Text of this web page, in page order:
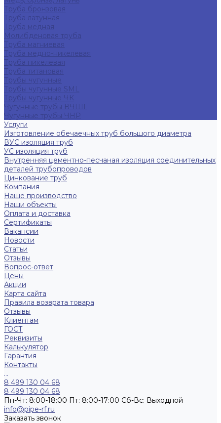
Труба бронзовая
Труба латунная
Труба медная
Молибденовая труба
Труба магниевая
Труба медно-никелевая
Труба никелевая
Труба титановая
Трубы чугунные
Трубы чугунные SML
Трубы чугунные ЧК
Чугунные трубы ВЧШГ
Чугунные трубы ЧНР
Услуги
Изготовление обечаечных труб большого диаметра
ВУС изоляция труб
УС изоляция труб
Внутренняя цементно-песчаная изоляция соединительных
деталей трубопроводов
Цинкование труб
Компания
Наше производство
Наши объекты
Оплата и доставка
Сертификаты
Вакансии
Новости
Статьи
Отзывы
Вопрос-ответ
Цены
Акции
Карта сайта
Правила возврата товара
Отзывы
Клиентам
ГОСТ
Реквизиты
Калькулятор
Гарантия
Контакты
...
8 499 130 04 68
8 499 130 04 68
Пн-Чт: 8:00-18:00 Пт: 8:00-17:00 Сб-Вс: Выходной
info@pipe-rf.ru
Заказать звонок